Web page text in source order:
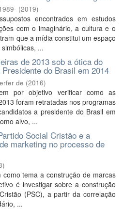
(2019)
encontrados em estudos
com o imaginário, a cultura e o
que a mídia constitui um espaço
...
de 2013 sob a ótica do
do Brasil em 2014
de (2016)
por objetivo verificar como as
foram retratadas nos programas
a presidente do Brasil em
alvo, ...
Social Cristão e a
marketing no processo de
)
como tema a construção de marcas
é investigar sobre a construção
(PSC), a partir da correlação
...